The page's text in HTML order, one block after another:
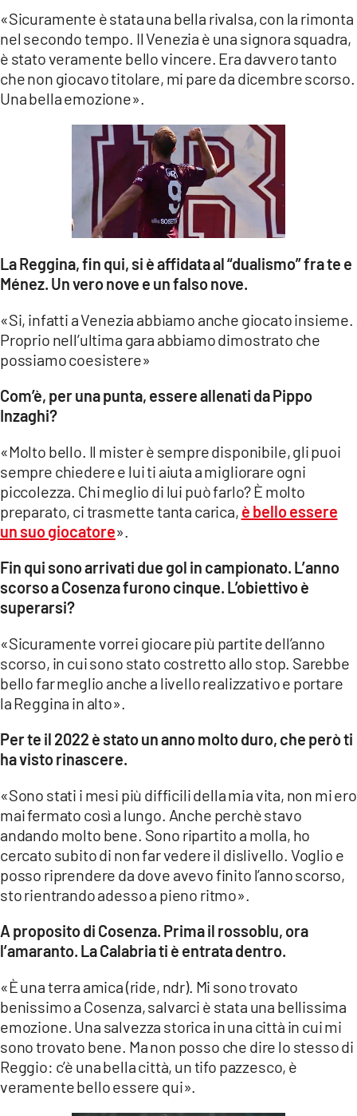
«Sicuramente è stata una bella rivalsa, con la rimonta
nel secondo tempo. Il Venezia è una signora squadra,
è stato veramente bello vincere. Era davvero tanto
che non giocavo titolare, mi pare da dicembre scorso.
Una bella emozione».
La Reggina, fin qui, si è affidata al “dualismo” fra te e
Ménez. Un vero nove e un falso nove.
«Si, infatti a Venezia abbiamo anche giocato insieme.
Proprio nell’ultima gara abbiamo dimostrato che
possiamo coesistere»
Com’è, per una punta, essere allenati da Pippo
Inzaghi?
«Molto bello. Il mister è sempre disponibile, gli puoi
sempre chiedere e lui ti aiuta a migliorare ogni
piccolezza. Chi meglio di lui può farlo? È molto
preparato, ci trasmette tanta carica, è bello essere
un suo giocatore».
Fin qui sono arrivati due gol in campionato. L’anno
scorso a Cosenza furono cinque. L’obiettivo è
superarsi?
«Sicuramente vorrei giocare più partite dell’anno
scorso, in cui sono stato costretto allo stop. Sarebbe
bello far meglio anche a livello realizzativo e portare
la Reggina in alto».
Per te il 2022 è stato un anno molto duro, che però ti
ha visto rinascere.
«Sono stati i mesi più difficili della mia vita, non mi ero
mai fermato così a lungo. Anche perchè stavo
andando molto bene. Sono ripartito a molla, ho
cercato subito di non far vedere il dislivello. Voglio e
posso riprendere da dove avevo finito l’anno scorso,
sto rientrando adesso a pieno ritmo».
A proposito di Cosenza. Prima il rossoblu, ora
l’amaranto. La Calabria ti è entrata dentro.
«È una terra amica (ride, ndr). Mi sono trovato
benissimo a Cosenza, salvarci è stata una bellissima
emozione. Una salvezza storica in una città in cui mi
sono trovato bene. Ma non posso che dire lo stesso di
Reggio: c’è una bella città, un tifo pazzesco, è
veramente bello essere qui».